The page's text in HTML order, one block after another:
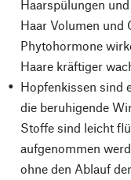
Haarspülungen
Haar Volumen und
Phytohormone
Haare kräftiger
Hopfenkissen sind
die beruhigende
Stoffe sind leicht
aufgenommen
ohne den Ablauf